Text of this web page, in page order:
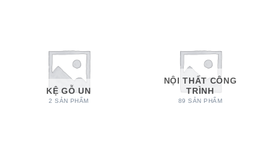
KỆ GỖ UN
2 SẢN PHẨM
NỘI THẤT CÔNG
TRÌNH
89 SẢN PHẨM